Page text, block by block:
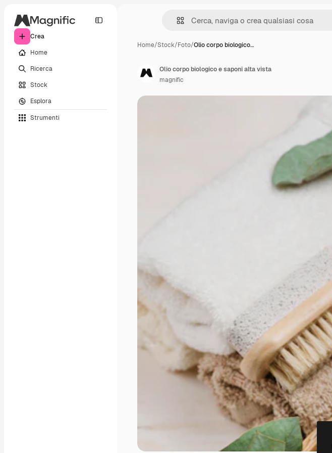
Crea
Home
Ricerca
Stock
Esplora
Strumenti
Home/Stock/Foto/Olio corpo biologico…
Olio corpo biologico e saponi alta vista
magnific